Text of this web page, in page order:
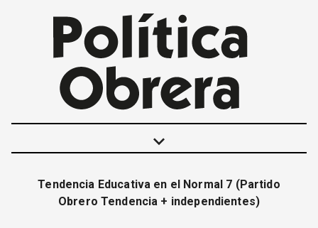
keyboard_arrow_down
POLÍTICAS
Tendencia Educativa en el Normal 7 (Partido
Obrero Tendencia + independientes)